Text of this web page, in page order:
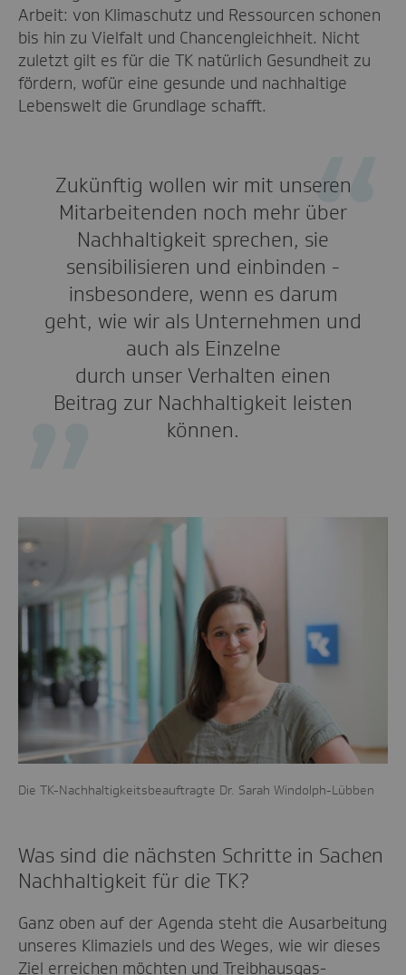
Arbeit: von Klimaschutz und Ressourcen schonen
bis hin zu Vielfalt und Chancengleichheit. Nicht
zuletzt gilt es für die TK natürlich Gesundheit zu
fördern, wofür eine gesunde und nachhaltige
Lebenswelt die Grundlage schafft.
Zukünftig wollen wir mit unseren
Mitarbeitenden noch mehr über
Nachhaltigkeit sprechen, sie
sensibilisieren und einbinden -
insbesondere, wenn es darum
geht, wie wir als Unternehmen und
auch als Einzelne
durch unser Verhalten einen
Beitrag zur Nachhaltigkeit leisten
können.
Die TK-Nachhaltigkeitsbeauftragte Dr. Sarah Windolph-Lübben
Was sind die nächsten Schritte in Sachen
Nachhaltigkeit für die TK?
Ganz oben auf der Agenda steht die Ausarbeitung
unseres Klimaziels und des Weges, wie wir dieses
Ziel erreichen möchten und Treibhausgas-